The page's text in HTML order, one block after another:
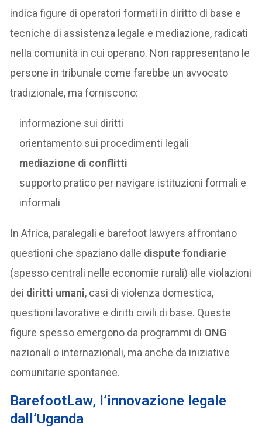
indica figure di operatori formati in diritto di base e
tecniche di assistenza legale e mediazione, radicati
nella comunità in cui operano. Non rappresentano le
persone in tribunale come farebbe un avvocato
tradizionale, ma forniscono:
informazione sui diritti
orientamento sui procedimenti legali
mediazione di conflitti
supporto pratico per navigare istituzioni formali e
informali
In Africa, paralegali e barefoot lawyers affrontano
questioni che spaziano dalle dispute fondiarie
(spesso centrali nelle economie rurali) alle violazioni
dei diritti umani, casi di violenza domestica,
questioni lavorative e diritti civili di base. Queste
figure spesso emergono da programmi di ONG
nazionali o internazionali, ma anche da iniziative
comunitarie spontanee.
BarefootLaw, l’innovazione legale
dall’Uganda